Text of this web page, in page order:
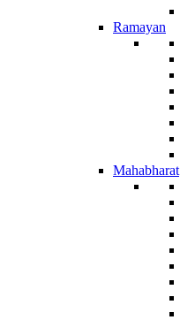
Ramayan
Mahabharat